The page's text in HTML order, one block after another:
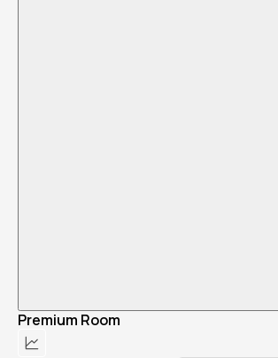
Premium Room